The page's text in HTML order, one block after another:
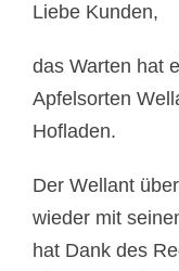
Liebe Kunden,
das Warten hat
Apfelsorten
Hofladen.
Der Wellant
wieder mit
hat Dank des